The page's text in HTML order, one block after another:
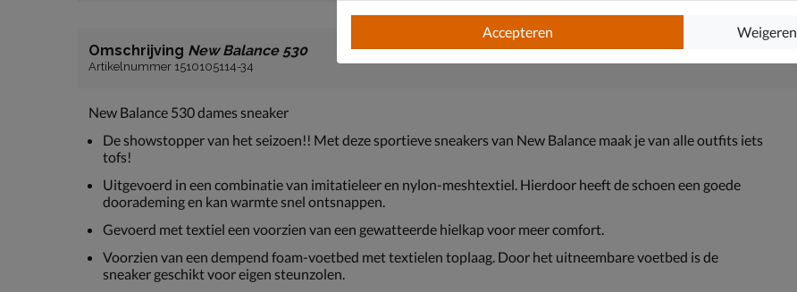
Omschrijving New Balance 530
Artikelnummer 1510105114-34
New Balance 530 dames sneaker
De showstopper van het seizoen!! Met deze sportieve sneakers van New Balance maak je van alle outfits iets
tofs!
Uitgevoerd in een combinatie van imitatieleer en nylon-meshtextiel. Hierdoor heeft de schoen een goede
doorademing en kan warmte snel ontsnappen.
Gevoerd met textiel een voorzien van een gewatteerde hielkap voor meer comfort.
Voorzien van een dempend foam-voetbed met textielen toplaag. Door het uitneembare voetbed is de
sneaker geschikt voor eigen steunzolen.
Accepteren Weigeren